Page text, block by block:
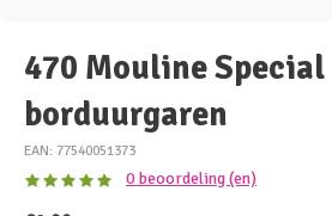
470 Mouline Special
borduurgaren
EAN: 77540051373
0 beoordeling (en)